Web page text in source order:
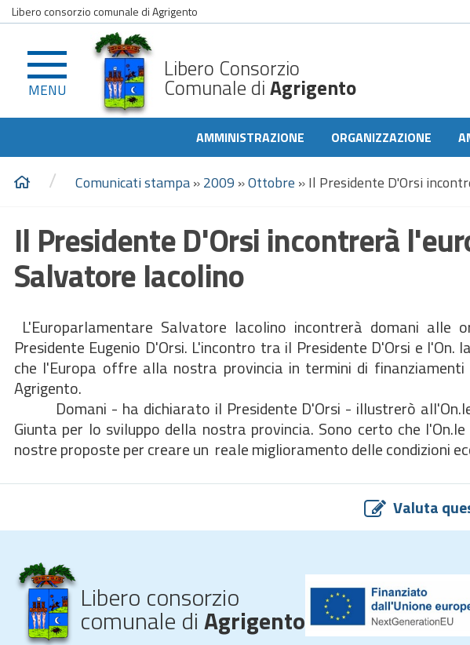
Libero consorzio comunale di Agrigento
MENU
Libero Consorzio
Comunale diAgrigento
AMMINISTRAZIONE ORGANIZZAZIONE
/ Comunicati stampa»2009 »Ottobre »Il Presidente D'Orsi
Il Presidente D'Orsi incontrerà
Salvatore Iacolino
L'Europarlamentare Salvatore Iacolino incontrerà domani
Presidente Eugenio D'Orsi. L'incontro tra il Presidente D'Orsi e
che l'Europa offre alla nostra provincia in termini di
Agrigento.
Domani - ha dichiarato il Presidente D'Orsi - illustrerò
Giunta per lo sviluppo della nostra provincia. Sono certo che
nostre proposte per creare un reale miglioramento delle condizioni
Valuta
Libero consorzio
comunale diAgrigento